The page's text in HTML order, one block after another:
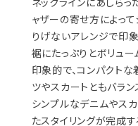
ャザーの寄せ方によっ
りげないアレンジで印
裾にたっぷりとボリュ
印象的で、コンパクト
ツやスカートともバラ
シンプルなデニムやス
たスタイリングが完成す